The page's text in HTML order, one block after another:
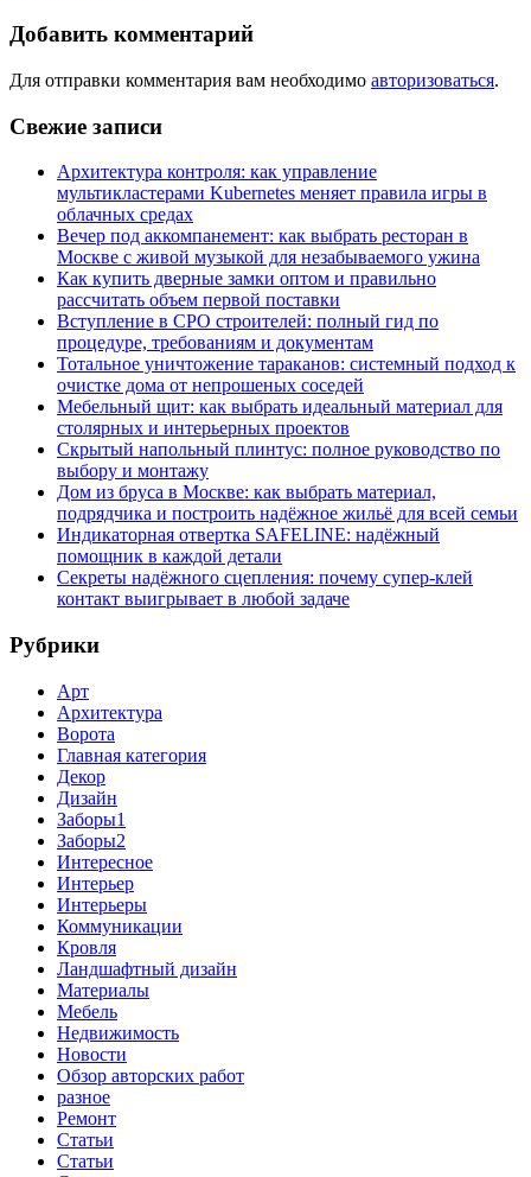
Добавить комментарий
Для отправки комментария вам необходимо авторизоваться.
Свежие записи
Архитектура контроля: как управление
мультикластерами Kubernetes меняет правила игры в
облачных средах
Вечер под аккомпанемент: как выбрать ресторан в
Москве с живой музыкой для незабываемого ужина
Как купить дверные замки оптом и правильно
рассчитать объем первой поставки
Вступление в СРО строителей: полный гид по
процедуре, требованиям и документам
Тотальное уничтожение тараканов: системный подход к
очистке дома от непрошеных соседей
Мебельный щит: как выбрать идеальный материал для
столярных и интерьерных проектов
Скрытый напольный плинтус: полное руководство по
выбору и монтажу
Дом из бруса в Москве: как выбрать материал,
подрядчика и построить надёжное жильё для всей семьи
Индикаторная отвертка SAFELINE: надёжный
помощник в каждой детали
Секреты надёжного сцепления: почему супер‑клей
контакт выигрывает в любой задаче
Рубрики
Арт
Архитектура
Ворота
Главная категория
Декор
Дизайн
Заборы1
Заборы2
Интересное
Интерьер
Интерьеры
Коммуникации
Кровля
Ландшафтный дизайн
Материалы
Мебель
Недвижимость
Новости
Обзор авторских работ
разное
Ремонт
Статьи
Статьи